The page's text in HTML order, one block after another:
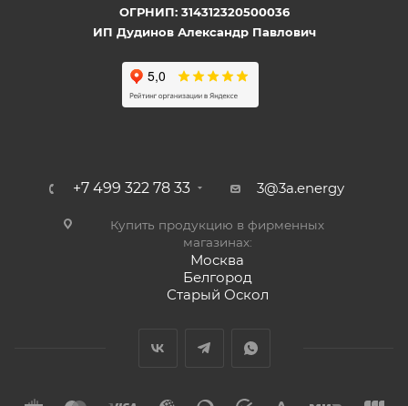
ОГРНИП: 314312320500036
ИП Дудинов Александр Павлович
+7 499 322 78 33 3@3a.energy
Купить продукцию в фирменных
магазинах:
Москва
Белгород
Старый Оскол